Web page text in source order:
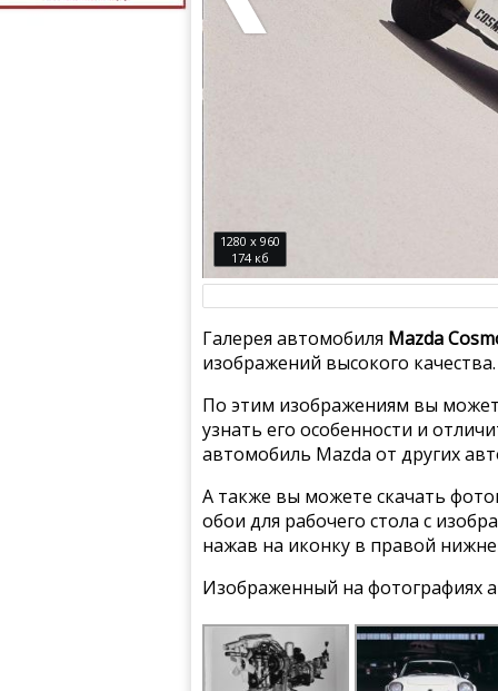
1280 x 960
174 кб
Галерея автомобиля Mazda
изображений высокого качества.
По этим изображениям вы
узнать его особенности и
автомобиль Mazda от других
А также вы можете скачать
обои для рабочего стола с
нажав на иконку в правой
Изображенный на фотографиях